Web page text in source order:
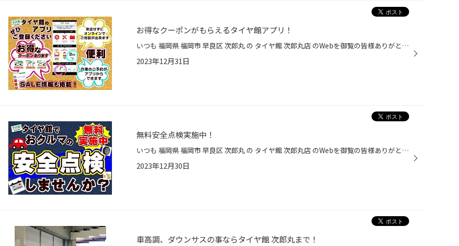
お得なクーポンがもらえるタイヤ館アプリ！
いつも 福岡県 福岡市 早良区 次郎丸 の タイヤ館 次郎丸店 のWebを御覧の皆様ありがとうございます♪ 福岡県 福岡市 早良区、博多区 中央区 西区 南区 城南区の皆様 お車のことはお任せの 福岡市 早良区 タイヤ館 次郎丸店の伊藤です♪ヽ(´▽｀)/ 今日は、タイヤ館アプリについて、ご紹介です♪ タイ...
2023年12月31日
無料安全点検実施中！
いつも 福岡県 福岡市 早良区 次郎丸 の タイヤ館 次郎丸店 のWebを御覧の皆様ありがとうございます♪ こんにちは☆福岡市 早良区 にある タイヤ館次郎丸 です(*'ω'*) いつもタイヤ館 のHPをご覧いただき、誠にありがとうございます。 今日は、タイヤ館の安全点検について、ご紹介です♪ タイヤ以外の...
2023年12月30日
車高調、ダウンサスの事ならタイヤ館 次郎丸まで！